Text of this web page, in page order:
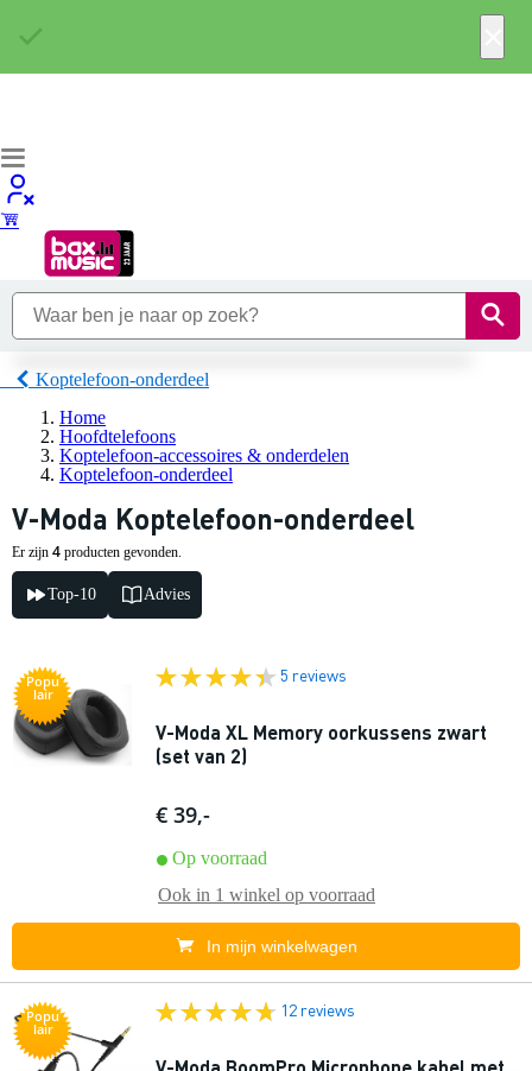
Koptelefoon-onderdeel
Home
Hoofdtelefoons
Koptelefoon-accessoires & onderdelen
Koptelefoon-onderdeel
V-Moda Koptelefoon-onderdeel
Er zijn 4 producten gevonden.
Top-10 Advies
Popu
lair
5 reviews
V-Moda XL Memory oorkussens zwart
(set van 2)
€ 39,-
Op voorraad
Ook in 1 winkel op voorraad
In mijn winkelwagen
Popu
lair
12 reviews